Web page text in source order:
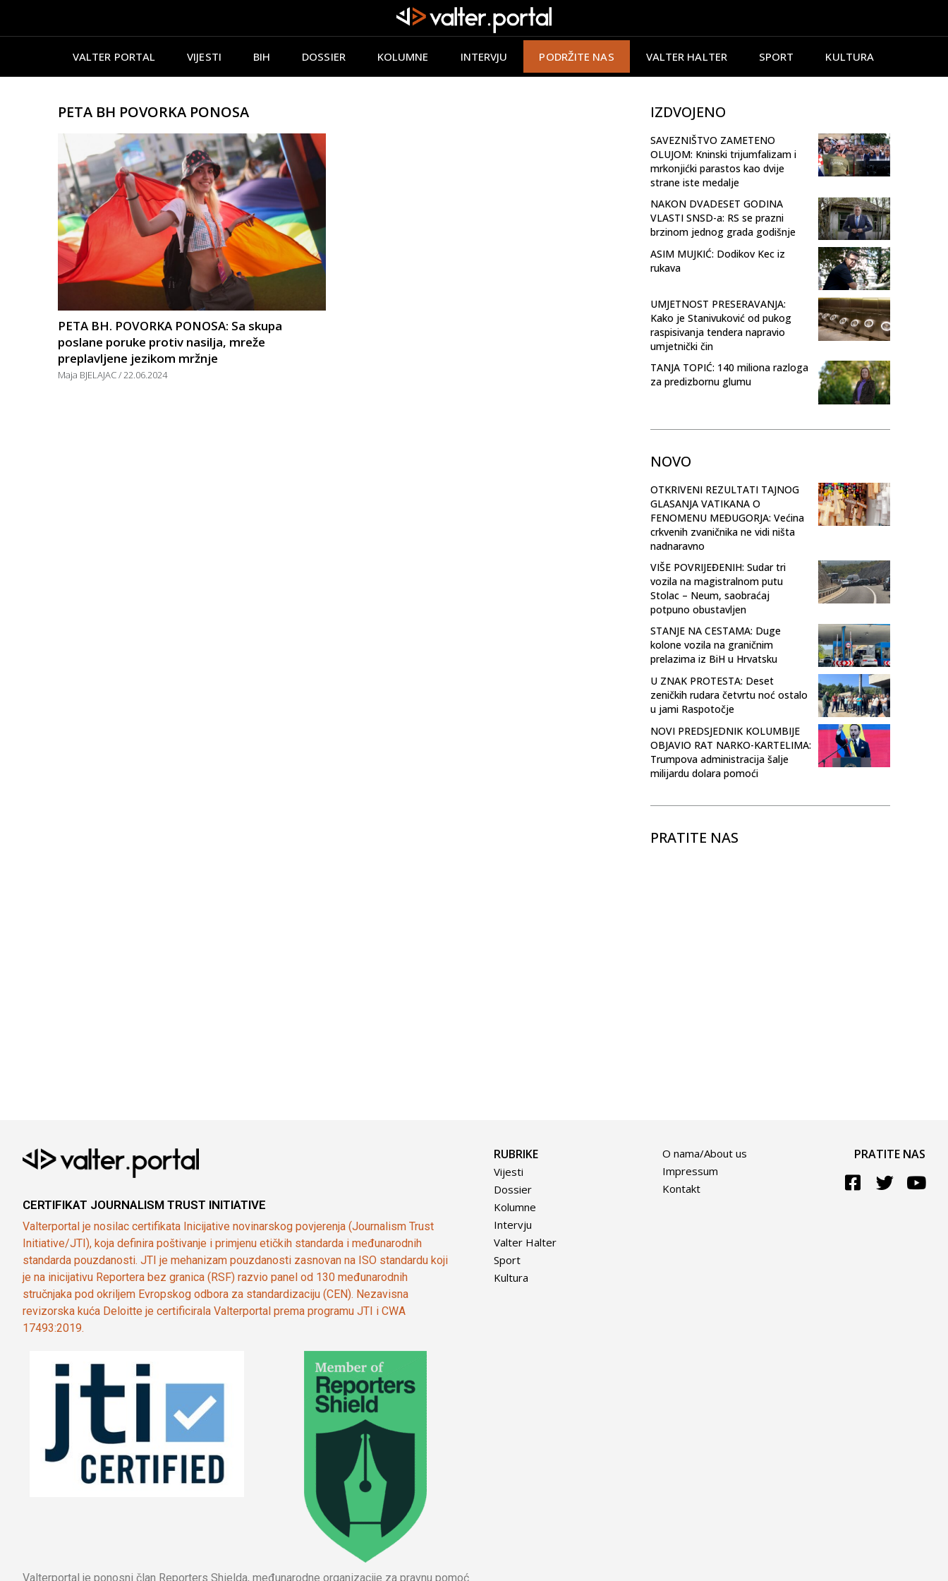
VALTER PORTAL VIJESTI BIH DOSSIER KOLUMNE INTERVJU PODRŽITE NAS VALTER HALTER SPORT KULTURA
PETA BH POVORKA PONOSA
PETA BH. POVORKA PONOSA: Sa skupa
poslane poruke protiv nasilja, mreže
preplavljene jezikom mržnje
Maja BJELAJAC 22.06.2024
IZDVOJENO
SAVEZNIŠTVO ZAMETENO
OLUJOM: Kninski trijumfalizam i
mrkonjićki parastos kao dvije
strane iste medalje
NAKON DVADESET GODINA
VLASTI SNSD-a: RS se prazni
brzinom jednog grada godišnje
ASIM MUJKIĆ: Dodikov Kec iz
rukava
UMJETNOST PRESERAVANJA:
Kako je Stanivuković od pukog
raspisivanja tendera napravio
umjetnički čin
TANJA TOPIĆ: 140 miliona razloga
za predizbornu glumu
NOVO
OTKRIVENI REZULTATI TAJNOG
GLASANJA VATIKANA O
FENOMENU MEĐUGORJA: Većina
crkvenih zvaničnika ne vidi ništa
nadnaravno
VIŠE POVRIJEĐENIH: Sudar tri
vozila na magistralnom putu
Stolac – Neum, saobraćaj
potpuno obustavljen
STANJE NA CESTAMA: Duge
kolone vozila na graničnim
prelazima iz BiH u Hrvatsku
U ZNAK PROTESTA: Deset
zeničkih rudara četvrtu noć ostalo
u jami Raspotočje
NOVI PREDSJEDNIK KOLUMBIJE
OBJAVIO RAT NARKO-KARTELIMA:
Trumpova administracija šalje
milijardu dolara pomoći
PRATITE NAS
CERTIFIKAT JOURNALISM TRUST INITIATIVE
Valterportal je nosilac certifikata Inicijative novinarskog povjerenja (Journalism Trust
Initiative/JTI), koja definira poštivanje i primjenu etičkih standarda i međunarodnih
standarda pouzdanosti. JTI je mehanizam pouzdanosti zasnovan na ISO standardu koji
je na inicijativu Reportera bez granica (RSF) razvio panel od 130 međunarodnih
stručnjaka pod okriljem Evropskog odbora za standardizaciju (CEN). Nezavisna
revizorska kuća Deloitte je certificirala Valterportal prema programu JTI i CWA
17493:2019.
Valterportal je ponosni član Reporters Shielda, međunarodne organizacije za pravnu pomoć
RUBRIKE
Vijesti
Dossier
Kolumne
Intervju
Valter Halter
Sport
Kultura
O nama/About us
Impressum
Kontakt
PRATITE NAS